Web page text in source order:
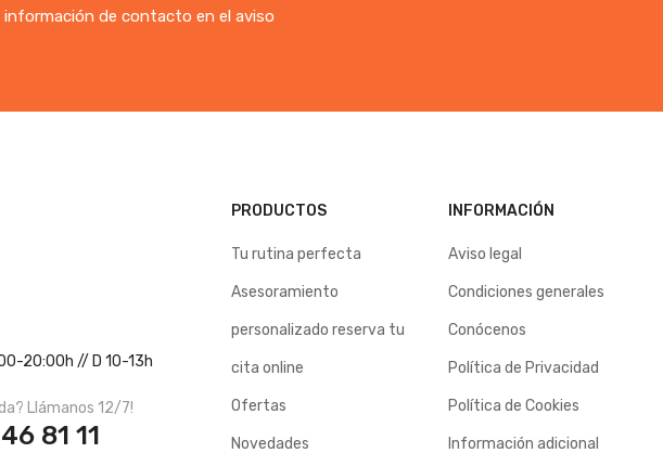
de contacto en el aviso
20:00h // D 10-13h
Llámanos 12/7!
81 11
PRODUCTOS
Tu rutina perfecta
Asesoramiento
personalizado reserva tu
cita online
Ofertas
Novedades
INFORMACIÓN
Aviso legal
Condiciones generales
Conócenos
Política de Privacidad
Política de Cookies
Información adicional